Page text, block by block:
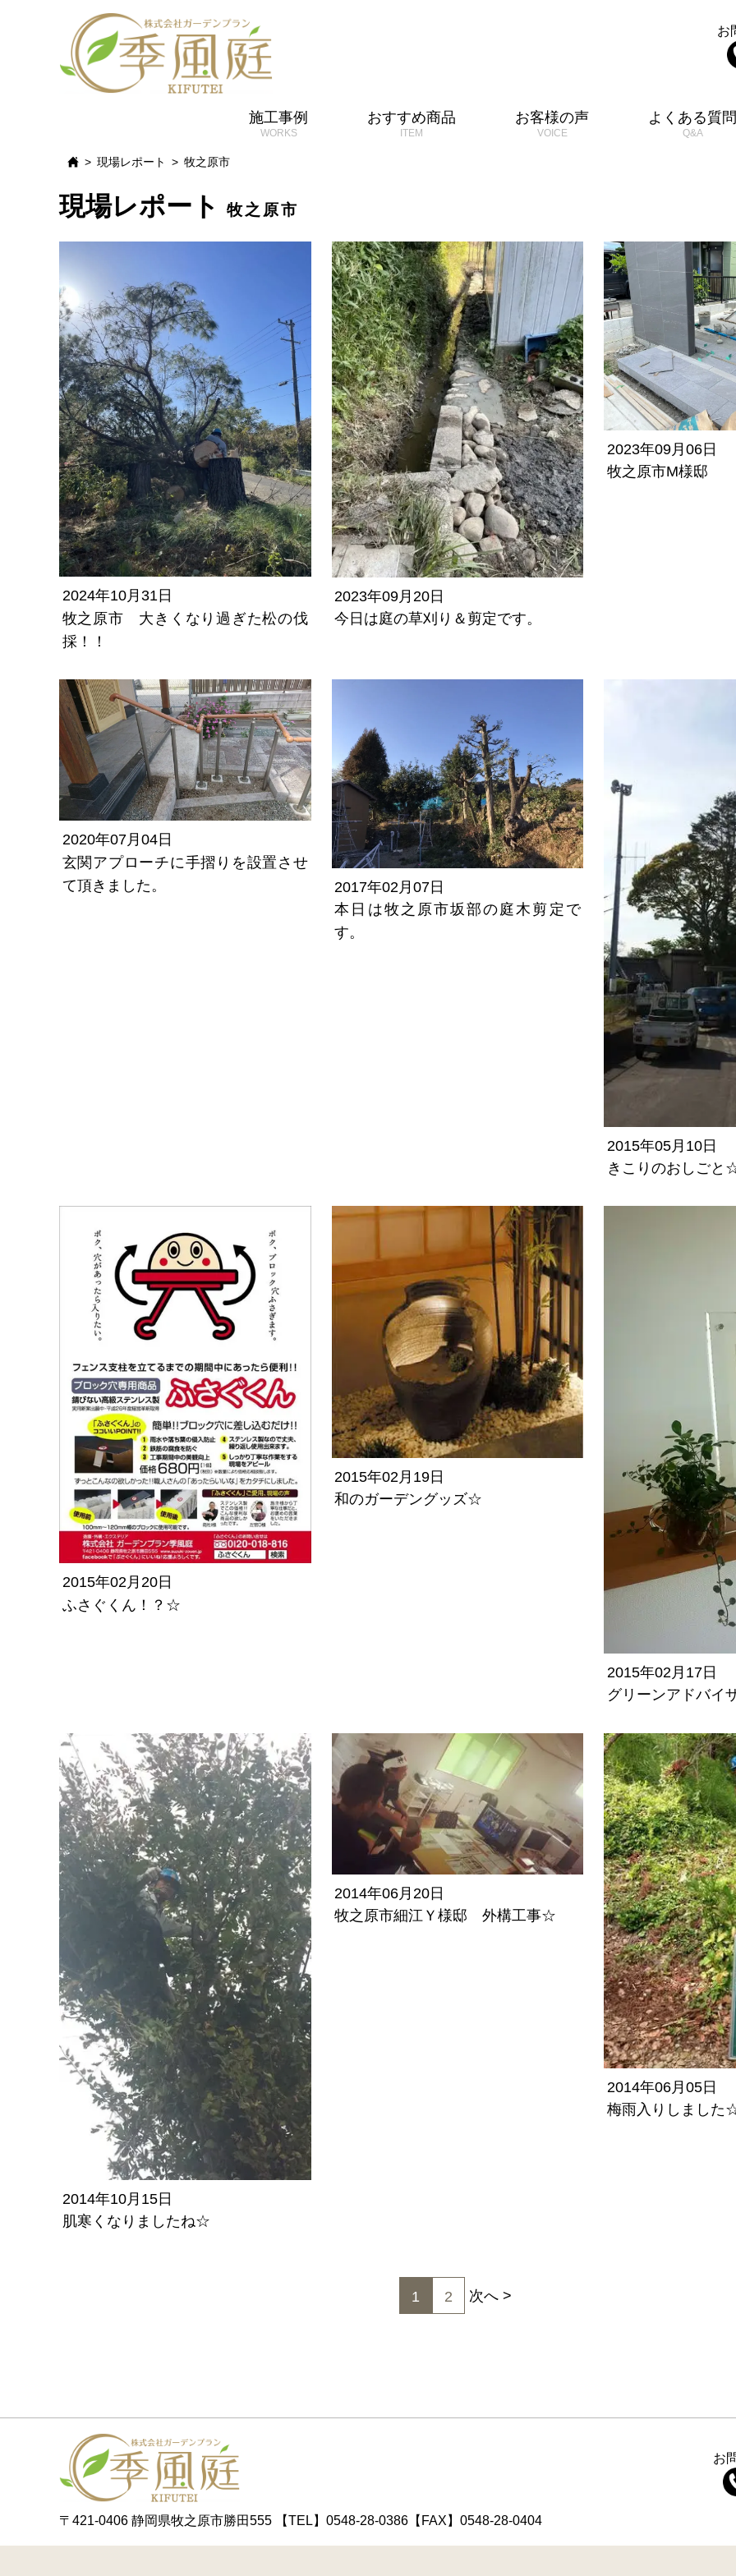
お
施工事例 おすすめ商品 お客様の声 よくある質問
現場レポート 牧之原市
現場レポート 牧之原市
2024年10月31日
牧之原市 大きくなり過ぎた松の伐
採！！
2023年09月20日
今日は庭の草刈り＆剪定です。
2023年09月06日
牧之原市M様邸
2020年07月04日
玄関アプローチに手摺りを設置させ
て頂きました。
2017年02月07日
本日は牧之原市坂部の庭木剪定で
す。
2015年05月10日
きこりのおしごと
2015年02月20日
ふさぐくん！？☆
2015年02月19日
和のガーデングッズ☆
2015年02月17日
グリーンアドバイ
2014年10月15日
肌寒くなりましたね☆
2014年06月20日
牧之原市細江Ｙ様邸 外構工事☆
2014年06月05日
梅雨入りしました
1 2 次へ
〒421-0406 静岡県牧之原市勝田555 【TEL】0548-28-0386【FAX】0548-28-0404
お